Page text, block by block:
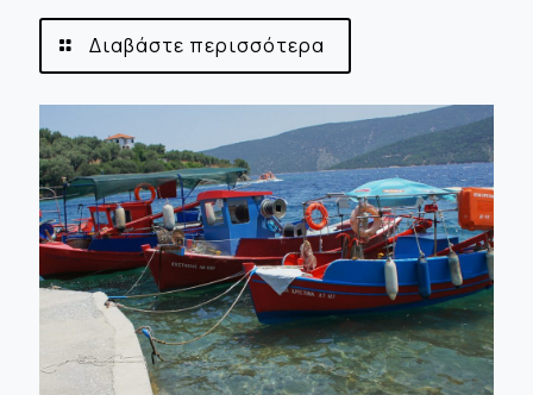
Διαβάστε περισσότερα